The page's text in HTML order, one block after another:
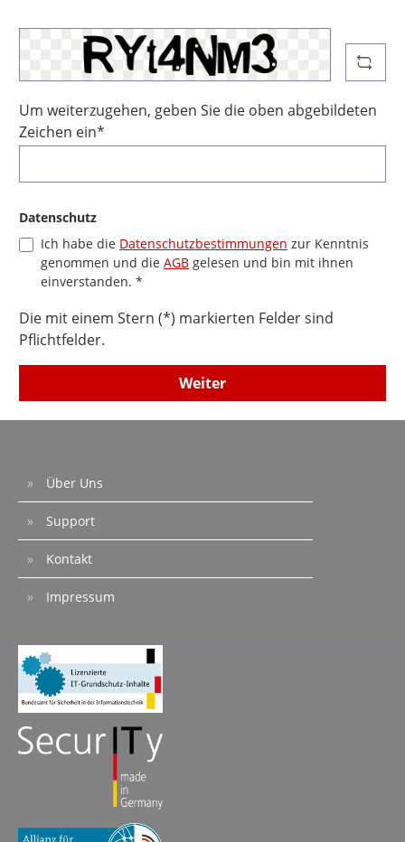
Um weiterzugehen, geben Sie die oben abgebildeten
Zeichen ein*
Datenschutz
Ich habe die Datenschutzbestimmungen zur Kenntnis
genommen und die AGB gelesen und bin mit ihnen
einverstanden. *
Die mit einem Stern (*) markierten Felder sind
Pflichtfelder.
Weiter
Über Uns
Support
Kontakt
Impressum